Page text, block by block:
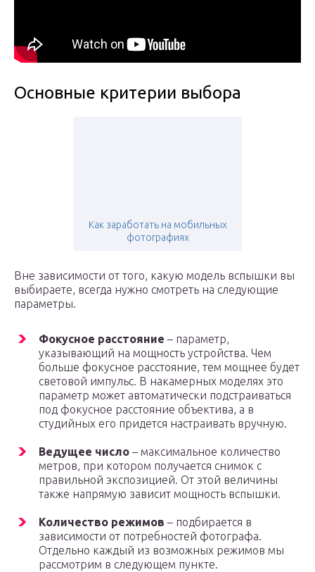
Основные критерии выбора
Как заработать на мобильных
фотографиях
Вне зависимости от того, какую модель вспышки вы
выбираете, всегда нужно смотреть на следующие
параметры.
Фокусное расстояние – параметр,
указывающий на мощность устройства. Чем
больше фокусное расстояние, тем мощнее будет
световой импульс. В накамерных моделях это
параметр может автоматически подстраиваться
под фокусное расстояние объектива, а в
студийных его придется настраивать вручную.
Ведущее число – максимальное количество
метров, при котором получается снимок с
правильной экспозицией. От этой величины
также напрямую зависит мощность вспышки.
Количество режимов – подбирается в
зависимости от потребностей фотографа.
Отдельно каждый из возможных режимов мы
рассмотрим в следующем пункте.